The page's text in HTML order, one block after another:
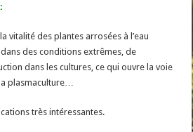
vitalité des plantes arrosées à l’eau
des conditions extrêmes, de
dans les cultures, ce qui ouvre la voie
plasmaculture…
très intéressantes.